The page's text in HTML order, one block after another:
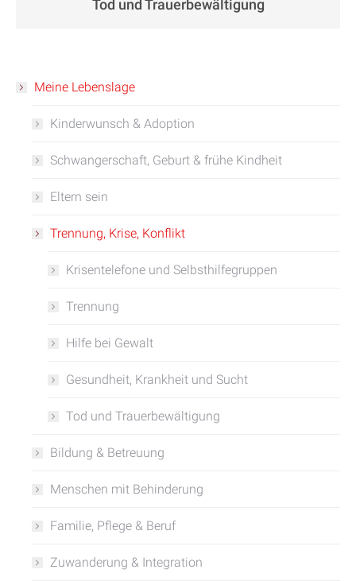
Tod und Trauerbewältigung
Meine Lebenslage
Kinderwunsch & Adoption
Schwangerschaft, Geburt & frühe Kindheit
Eltern sein
Trennung, Krise, Konflikt
Krisentelefone und Selbsthilfegruppen
Trennung
Hilfe bei Gewalt
Gesundheit, Krankheit und Sucht
Tod und Trauerbewältigung
Bildung & Betreuung
Menschen mit Behinderung
Familie, Pflege & Beruf
Zuwanderung & Integration